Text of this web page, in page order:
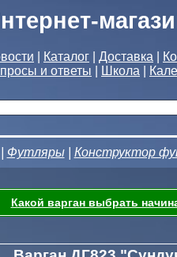
Каталог Доставка
и ответы
Школа
Футляры| Конструктор
Какой варган выбрать